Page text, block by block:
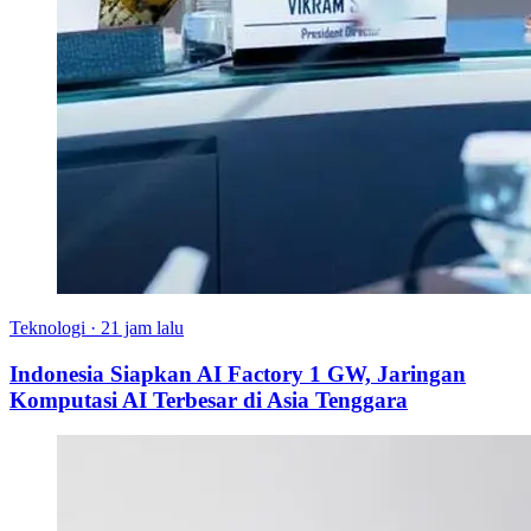
Teknologi · 21 jam lalu
Indonesia Siapkan AI Factory 1 GW, Jaringan
Komputasi AI Terbesar di Asia Tenggara